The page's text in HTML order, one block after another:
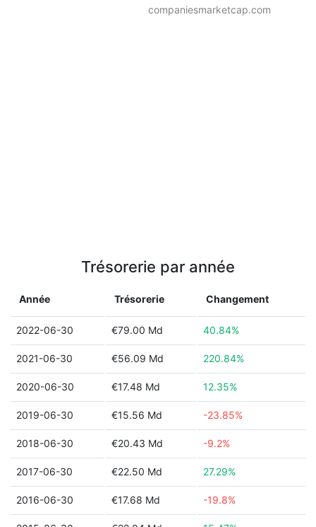
companiesmarketcap.com
Trésorerie par année
Année Trésorerie Changement
2022-06-30 €79.00 Md 40.84%
2021-06-30 €56.09 Md 220.84%
2020-06-30 €17.48 Md 12.35%
2019-06-30 €15.56 Md -23.85%
2018-06-30 €20.43 Md -9.2%
2017-06-30 €22.50 Md 27.29%
2016-06-30 €17.68 Md -19.8%